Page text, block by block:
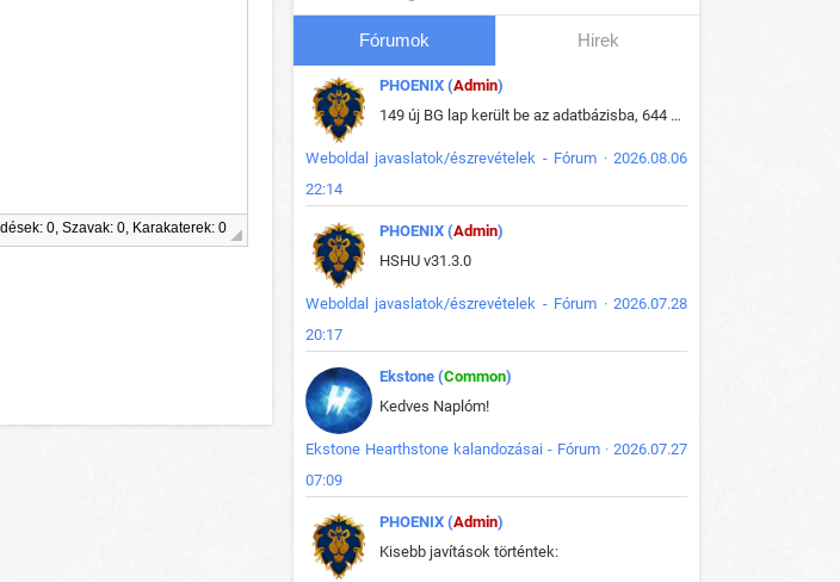
0, Szavak: 0, Karakaterek: 0
Fórumok Hirek
PHOENIX (Admin)
149 új BG lap került be az adatbázisba, 644 db meglévő BG lap módosult, bekerültek az új képek a megváltozott lapokhoz is.
Weboldal javaslatok/észrevételek - Fórum · 2026.08.06
22:14
PHOENIX (Admin)
HSHU v31.3.0
Weboldal javaslatok/észrevételek - Fórum · 2026.07.28
20:17
Ekstone (Common)
Kedves Naplóm!
Ekstone Hearthstone kalandozásai - Fórum · 2026.07.27
07:09
PHOENIX (Admin)
Kisebb javítások történtek: